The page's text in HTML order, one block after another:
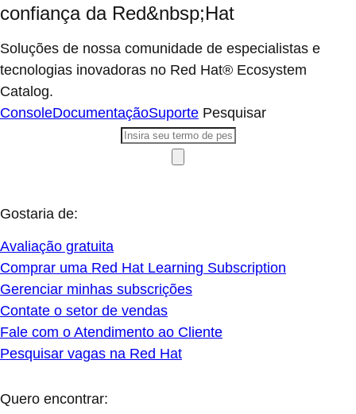
confiança da Red&nbsp;Hat
Soluções de nossa comunidade de especialistas e
tecnologias inovadoras no Red Hat® Ecosystem
Catalog.
ConsoleDocumentaçãoSuporte Pesquisar
Gostaria de:
Avaliação gratuita
Comprar uma Red Hat Learning Subscription
Gerenciar minhas subscrições
Contate o setor de vendas
Fale com o Atendimento ao Cliente
Pesquisar vagas na Red Hat
Quero encontrar: